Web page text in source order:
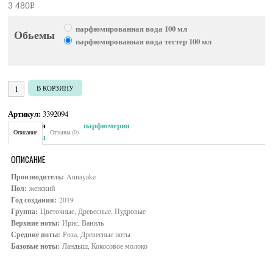
3 480Р
Обьемы
парфюмированная вода 100 мл
парфюмированная вода тестер 100 мл
Количество товара Annayake Omiyage Her
В КОРЗИНУ
Артикул:3392094
Категория:
Женская парфюмерия
Brand:Annayake
Описание Отзывы (0)
ОПИСАНИЕ
Производитель: Annayake
Пол: женский
Год создания: 2019
Группа: Цветочные, Древесные, Пудровые
Верхние ноты: Ирис, Ваниль
Средние ноты: Роза, Древесные ноты
Базовые ноты: Ландыш, Кокосовое молоко